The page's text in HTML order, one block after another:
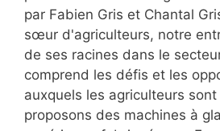
par Fabien Gris et Chantal
sœur d'agriculteurs, notre
de ses racines dans le
comprend les défis et les
auxquels les agriculteurs
proposons des machines à